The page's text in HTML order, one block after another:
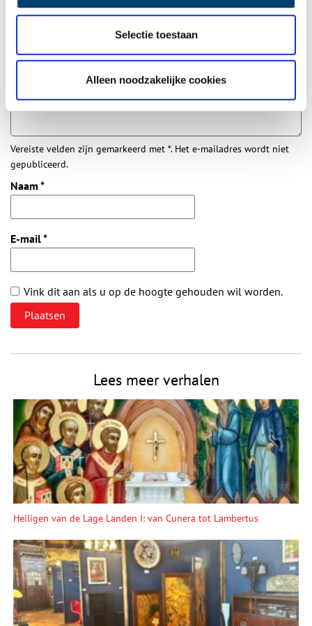
Selectie toestaan
Alleen noodzakelijke cookies
Aanvullingen
Vul deze informatie aan of geef een reactie.
Vereiste velden zijn gemarkeerd met *. Het e-mailadres wordt niet
gepubliceerd.
Naam *
E-mail*
Vink dit aan als u op de hoogte gehouden wil worden.
Lees meer verhalen
Heiligen van de Lage Landen I: van Cunera tot Lambertus